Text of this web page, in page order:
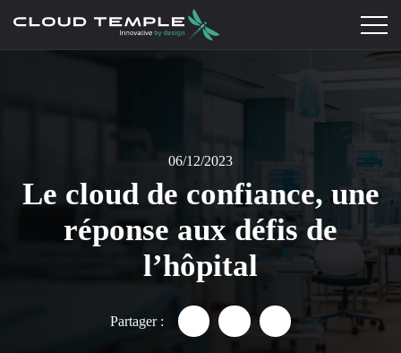
06/12/2023
Le cloud de confiance, une
réponse aux défis de
l’hôpital
Partager : Partager "Le cloud de
Partager "Le cloud de
Partager "Le